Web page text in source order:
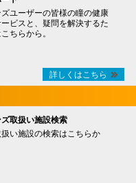
ユーザーの皆様の瞳の健康
ビスと、疑問を解決するた
ちらから。
詳しくはこちら
取扱い施設検索
い施設の検索はこちらか